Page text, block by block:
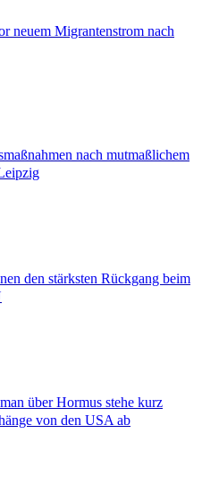
neuem Migrantenstrom nach
nach mutmaßlichem
den stärksten Rückgang beim
über Hormus stehe kurz
von den USA ab